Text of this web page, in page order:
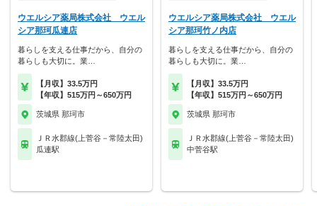
ウエルシア薬局株式会社 ウエル
シア那珂瓜連店
暮らしを支える仕事だから、自分の
暮らしも大切に。業…
【月収】33.5万円
【年収】515万円～650万円
茨城県 那珂市
ＪＲ水郡線(上菅谷－常陸太田)
瓜連駅
ウエルシア薬局株式会社 ウエル
シア那珂竹ノ内店
暮らしを支える仕事だから、自分の
暮らしも大切に。業…
【月収】33.5万円
【年収】515万円～650万円
茨城県 那珂市
ＪＲ水郡線(上菅谷－常陸太田)
中菅谷駅